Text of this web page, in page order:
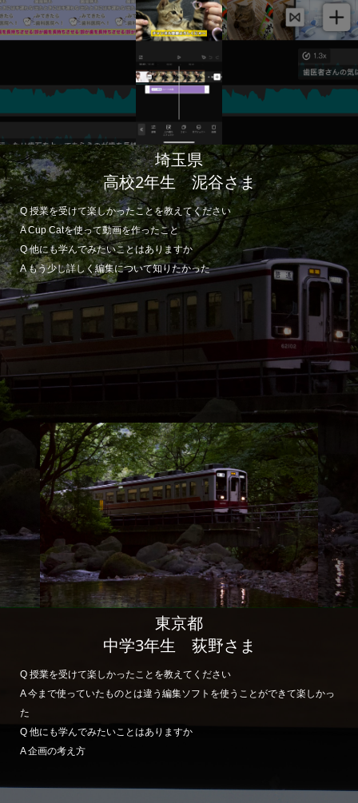
埼玉県
高校2年生 泥谷さま
Q 授業を受けて楽しかったことを教えてください
A Cup Catを使って動画を作ったこと
Q 他にも学んでみたいことはありますか
A もう少し詳しく編集について知りたかった
東京都
中学3年生 荻野さま
Q 授業を受けて楽しかったことを教えてください
A 今まで使っていたものとは違う編集ソフトを使うことができて楽しかっ
た
Q 他にも学んでみたいことはありますか
A 企画の考え方